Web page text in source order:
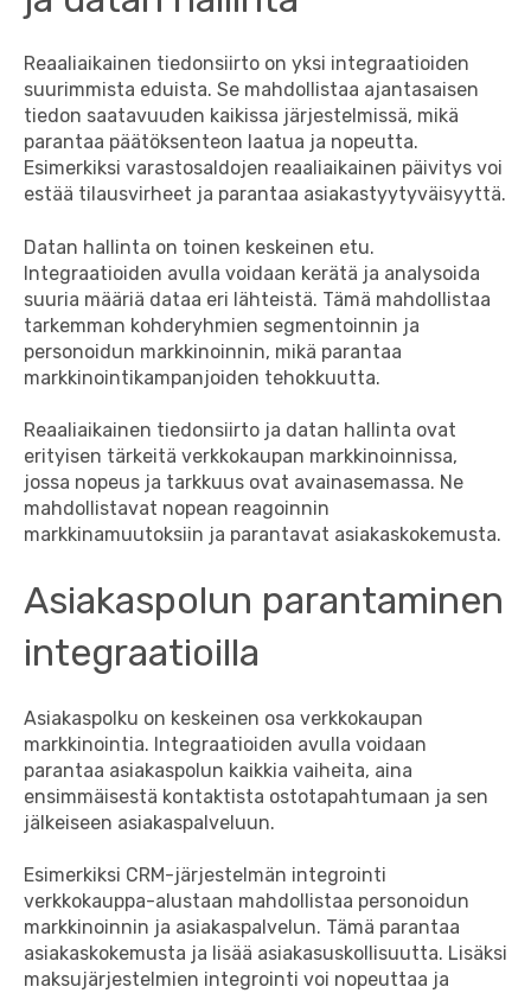
Reaaliaikainen tiedonsiirto on yksi integraatioiden
suurimmista eduista. Se mahdollistaa ajantasaisen
tiedon saatavuuden kaikissa järjestelmissä, mikä
parantaa päätöksenteon laatua ja nopeutta.
Esimerkiksi varastosaldojen reaaliaikainen päivitys voi
estää tilausvirheet ja parantaa asiakastyytyväisyyttä.
Datan hallinta on toinen keskeinen etu.
Integraatioiden avulla voidaan kerätä ja analysoida
suuria määriä dataa eri lähteistä. Tämä mahdollistaa
tarkemman kohderyhmien segmentoinnin ja
personoidun markkinoinnin, mikä parantaa
markkinointikampanjoiden tehokkuutta.
Reaaliaikainen tiedonsiirto ja datan hallinta ovat
erityisen tärkeitä verkkokaupan markkinoinnissa,
jossa nopeus ja tarkkuus ovat avainasemassa. Ne
mahdollistavat nopean reagoinnin
markkinamuutoksiin ja parantavat asiakaskokemusta.
Asiakaspolun parantaminen
integraatioilla
Asiakaspolku on keskeinen osa verkkokaupan
markkinointia. Integraatioiden avulla voidaan
parantaa asiakaspolun kaikkia vaiheita, aina
ensimmäisestä kontaktista ostotapahtumaan ja sen
jälkeiseen asiakaspalveluun.
Esimerkiksi CRM-järjestelmän integrointi
verkkokauppa-alustaan mahdollistaa personoidun
markkinoinnin ja asiakaspalvelun. Tämä parantaa
asiakaskokemusta ja lisää asiakasuskollisuutta. Lisäksi
maksujärjestelmien integrointi voi nopeuttaa ja